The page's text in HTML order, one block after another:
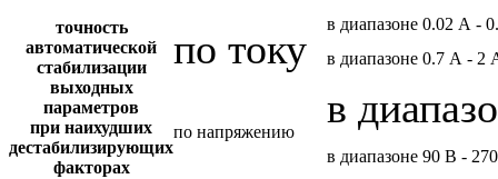
точность
автоматической
стабилизации
выходных
параметров
при наихудших
дестабилизирующих
факторах
по току
в диапазоне 0.02 А -
в диапазоне 0.7 А - 2
по напряжению
в
в диапазоне 90 В -